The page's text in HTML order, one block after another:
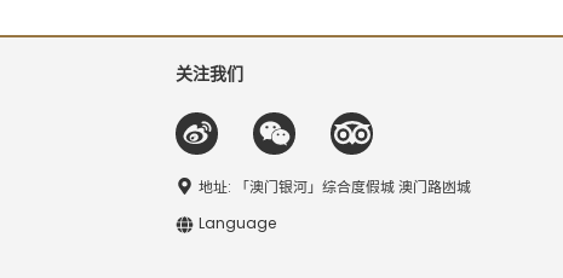
关注我们
地址: 「澳门银河」综合度假城 澳门路凼城
Language